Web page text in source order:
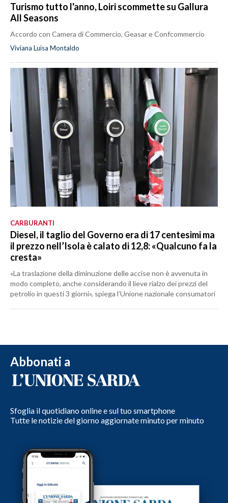
Turismo tutto l'anno, Loiri scommette su Gallura
All Seasons
Accordo con Camera di Commercio, Geasar e Confcommercio
Viviana Luisa Montaldo
CARBURANTI
Diesel, il taglio del Governo era di 17 centesimi ma
il prezzo nell’Isola è calato di 12,8: «Qualcuno fa la
cresta»
«La traslazione della diminuzione delle accise non è avvenuta in
modo completo, anche considerando il lieve rialzo dei prezzi del
petrolio in questi 3 giorni», spiega l’Unione nazionale consumatori
Abbonati a
Sfoglia il quotidiano online e sul tuo smartphone
Tutte le notizie del giorno aggiornate minuto per minuto